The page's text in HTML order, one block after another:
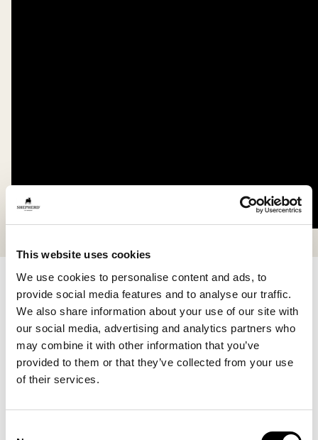
This website uses cookies
We use cookies to personalise content and ads, to
provide social media features and to analyse our traffic.
We also share information about your use of our site with
our social media, advertising and analytics partners who
may combine it with other information that you’ve
provided to them or that they’ve collected from your use
of their services.
Skandinaviskt
Vår historia tar sin början i det naturliga, i det ärliga
uttrycket, de rena materialen och den enkla formen.
Allt vi skapar bygger på den skandinaviska livsstilens
harmoni mellan estetik och funktion. Våra produkter
vardagens alla stunder.